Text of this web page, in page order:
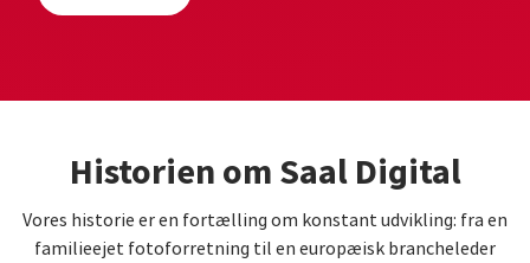
Historien om Saal Digital
Vores historie er en fortælling om konstant udvikling: fra en
familieejet fotoforretning til en europæisk brancheleder